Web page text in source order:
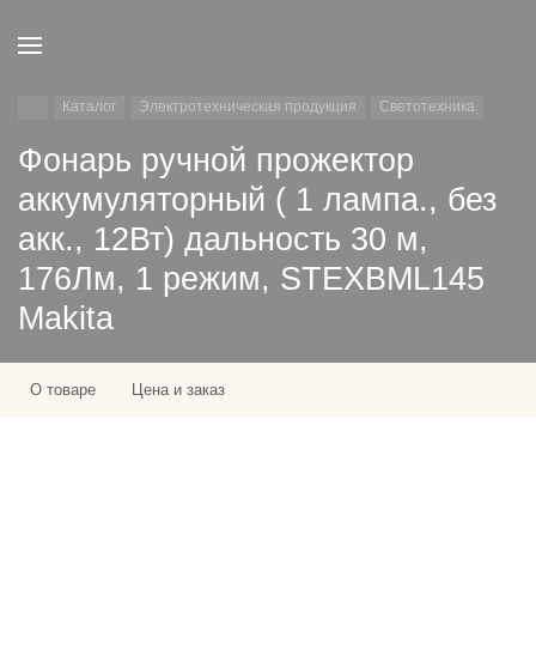
Каталог Электротехническая продукция Светотехника
Фонарь ручной прожектор
аккумуляторный ( 1 лампа., без
акк., 12Вт) дальность 30 м,
176Лм, 1 режим, STEXBML145
Makita
О товаре Цена и заказ